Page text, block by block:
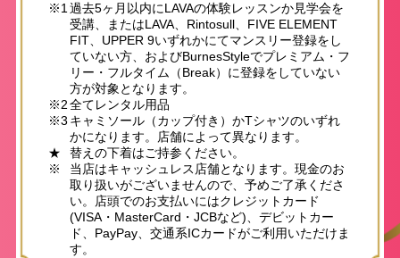
※1 過去5ヶ月以内にLAVAの体験レッスンか見学会を
受講、またはLAVA、Rintosull、FIVE ELEMENT
FIT、UPPER 9いずれかにてマンスリー登録をし
ていない方、およびBurnesStyleでプレミアム・フ
リー・フルタイム（Break）に登録をしていない
方が対象となります。
※2全てレンタル用品
※3 キャミソール（カップ付き）かTシャツのいずれ
かになります。店舗によって異なります。
★
替えの下着はご持参ください。
※
当店はキャッシュレス店舗となります。現金のお
取り扱いがございませんので、予めご了承くださ
い。店頭でのお支払いにはクレジットカード
(VISA・MasterCard・JCBなど)、デビットカー
ド、PayPay、交通系ICカードがご利用いただけま
す。